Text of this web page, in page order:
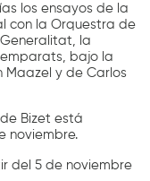
los ensayos de la
con la Orquestra de
la
bajo la
Maazel y de Carlos
Bizet está
noviembre.
del 5 de noviembre